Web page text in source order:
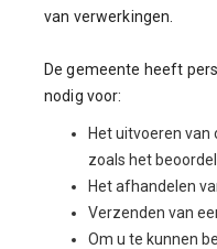
van verwerkingen.
De gemeente heeft
nodig voor:
Het uitvoeren van
zoals het
Het afhandelen
Verzenden van
Om u te kunnen